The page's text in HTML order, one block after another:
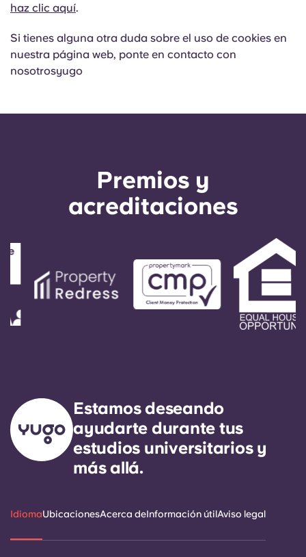
haz clic aquí.
Si tienes alguna otra duda sobre el uso de cookies en
nuestra página web, ponte en contacto con
nosotrosyugo
Premios y
acreditaciones
Estamos deseando
ayudarte durante tus
estudios universitarios y
más allá.
IdiomaUbicacionesAcerca deInformación útilAviso legal